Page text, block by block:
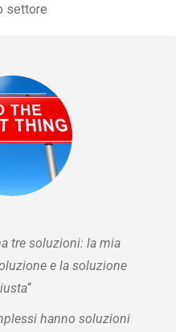
settore
tre soluzioni: la mia
e la soluzione
“
hanno soluzioni